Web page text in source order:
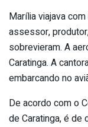
Marília viajava
assessor,
sobrevieram. A
Caratinga. A
embarcando no
De acordo com o
de Caratinga, é de